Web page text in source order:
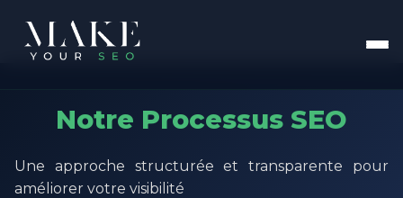
Notre Processus SEO
Une approche structurée et transparente pour
améliorer votre visibilité